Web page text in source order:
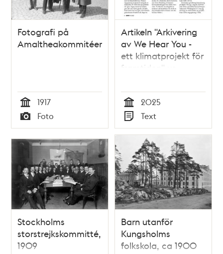
Fotografi på
Amaltheakommitéen
Tid
1917
Typ
Foto
Artikeln "Arkivering
av We Hear You -
ett klimatprojekt för
framtiden" ur
Tid
2025
Typ
Text
Stockholms
storstrejkskommitté,
1909
Barn utanför
Kungsholms
folkskola, ca 1900